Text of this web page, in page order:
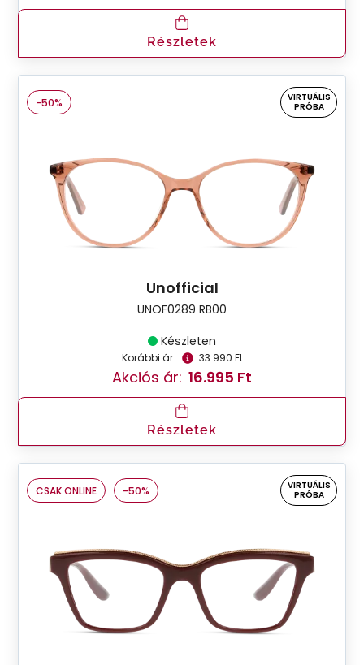
Részletek
-50%
VIRTUÁLIS
PRÓBA
Unofficial
UNOF0289 RB00
Készleten
Korábbi ár: 33.990 Ft
Akciós ár: 16.995 Ft
Részletek
CSAK ONLINE -50%
VIRTUÁLIS
PRÓBA